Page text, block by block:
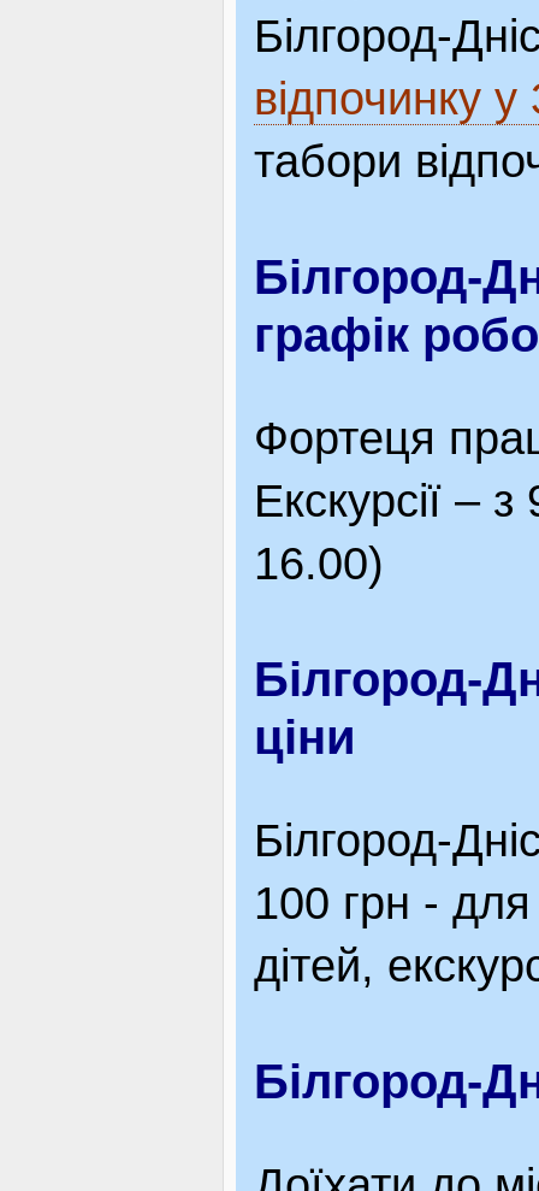
Білгород-
відпочинку у
табори
Білгород-
графік
Фортеця
Екскурсії –
16.00)
Білгород-
ціни
Білгород-
100 грн -
дітей,
Білгород-